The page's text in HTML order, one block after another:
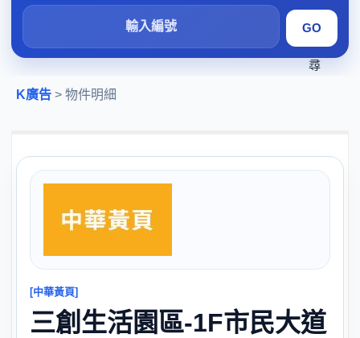
搜
尋
K廣告 > 物件明細
[中華黃頁]
三創生活園區-1F市民大道